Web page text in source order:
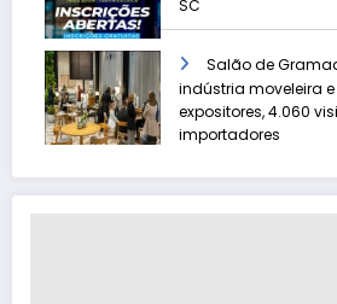
SC
Salão de
indústria moveleira
expositores, 4.060
importadores